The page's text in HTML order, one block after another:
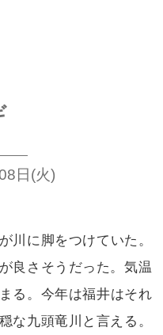
日(火)
川に脚をつけていた。
良さそうだった。気温
る。今年は福井はそれ
な九頭竜川と言える。